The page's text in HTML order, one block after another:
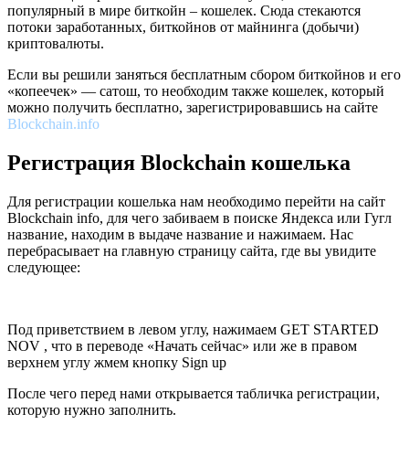
популярный в мире биткойн – кошелек. Сюда стекаются
потоки заработанных, биткойнов от майнинга (добычи)
криптовалюты.
Если вы решили заняться бесплатным сбором биткойнов и его
«копеечек» — сатош, то необходим также кошелек, который
можно получить бесплатно, зарегистрировавшись на сайте
Blockchain.info
Регистрация Blockchain кошелька
Для регистрации кошелька нам необходимо перейти на сайт
Blockchain info, для чего забиваем в поиске Яндекса или Гугл
название, находим в выдаче название и нажимаем. Нас
перебрасывает на главную страницу сайта, где вы увидите
следующее:
Под приветствием в левом углу, нажимаем GET STARTED
NOV , что в переводе «Начать сейчас» или же в правом
верхнем углу жмем кнопку Sign up
После чего перед нами открывается табличка регистрации,
которую нужно заполнить.